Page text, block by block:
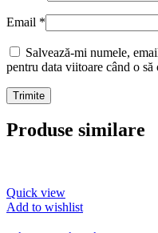
Email *
Salvează-mi numele,
pentru data viitoare când o să
Produse similare
Quick view
Add to wishlist